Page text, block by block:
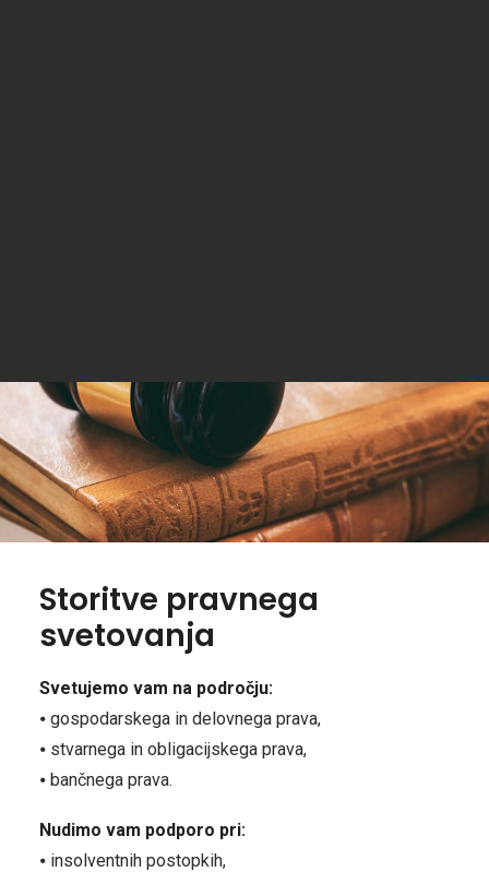
Storitve pravnega
svetovanja
Svetujemo vam na področju:
⦁ gospodarskega in delovnega prava,
⦁ stvarnega in obligacijskega prava,
⦁ bančnega prava.
Nudimo vam podporo pri:
⦁ insolventnih postopkih,